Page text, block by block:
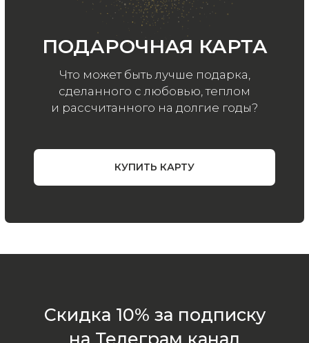
Все права защищены.
конфиденциальности